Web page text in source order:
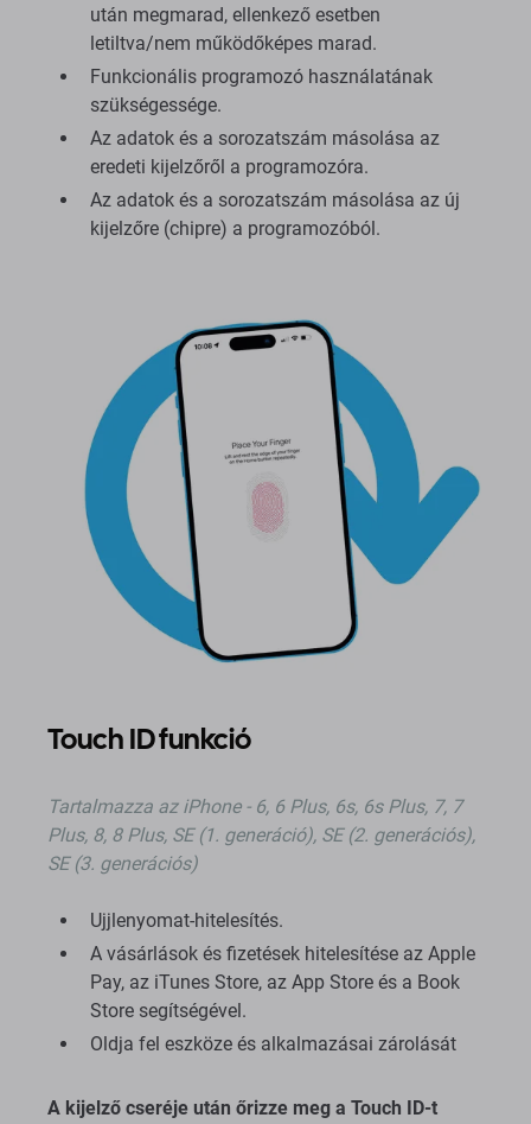
után megmarad, ellenkező esetben
letiltva/nem működőképes marad.
Funkcionális programozó használatának
szükségessége.
Az adatok és a sorozatszám másolása az
eredeti kijelzőről a programozóra.
Az adatok és a sorozatszám másolása az új
kijelzőre (chipre) a programozóból.
Touch ID funkció
Tartalmazza az iPhone - 6, 6 Plus, 6s, 6s Plus, 7, 7
Plus, 8, 8 Plus, SE (1. generáció), SE (2. generációs),
SE (3. generációs)
Ujjlenyomat-hitelesítés.
A vásárlások és fizetések hitelesítése az Apple
Pay, az iTunes Store, az App Store és a Book
Store segítségével.
Oldja fel eszköze és alkalmazásai zárolását
A kijelző cseréje után őrizze meg a Touch ID-t